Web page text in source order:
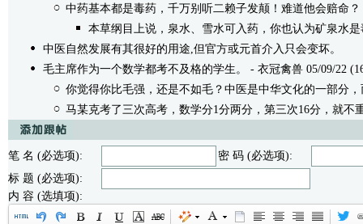
中药基本都是毒药，千万别听二赖子发颠！难道他会赔命？
本草纲目上说，泉水、雪水可入药，你也认为矿泉水
中医自然发展有其很好的用途,但官方或元首介入只会变坏。
毛主席作为一个数学都考不及格的学生。
- 衣冠禽兽 05/09/22
你觉得你比毛强，还是不如毛？中医是中华文化的一部分
马某克考了三次高考，数学分1分两分，第三次16分，就不
笔 名 (必选项):
密 码 (必选项):
标 题 (必选项):
内 容 (选填项):